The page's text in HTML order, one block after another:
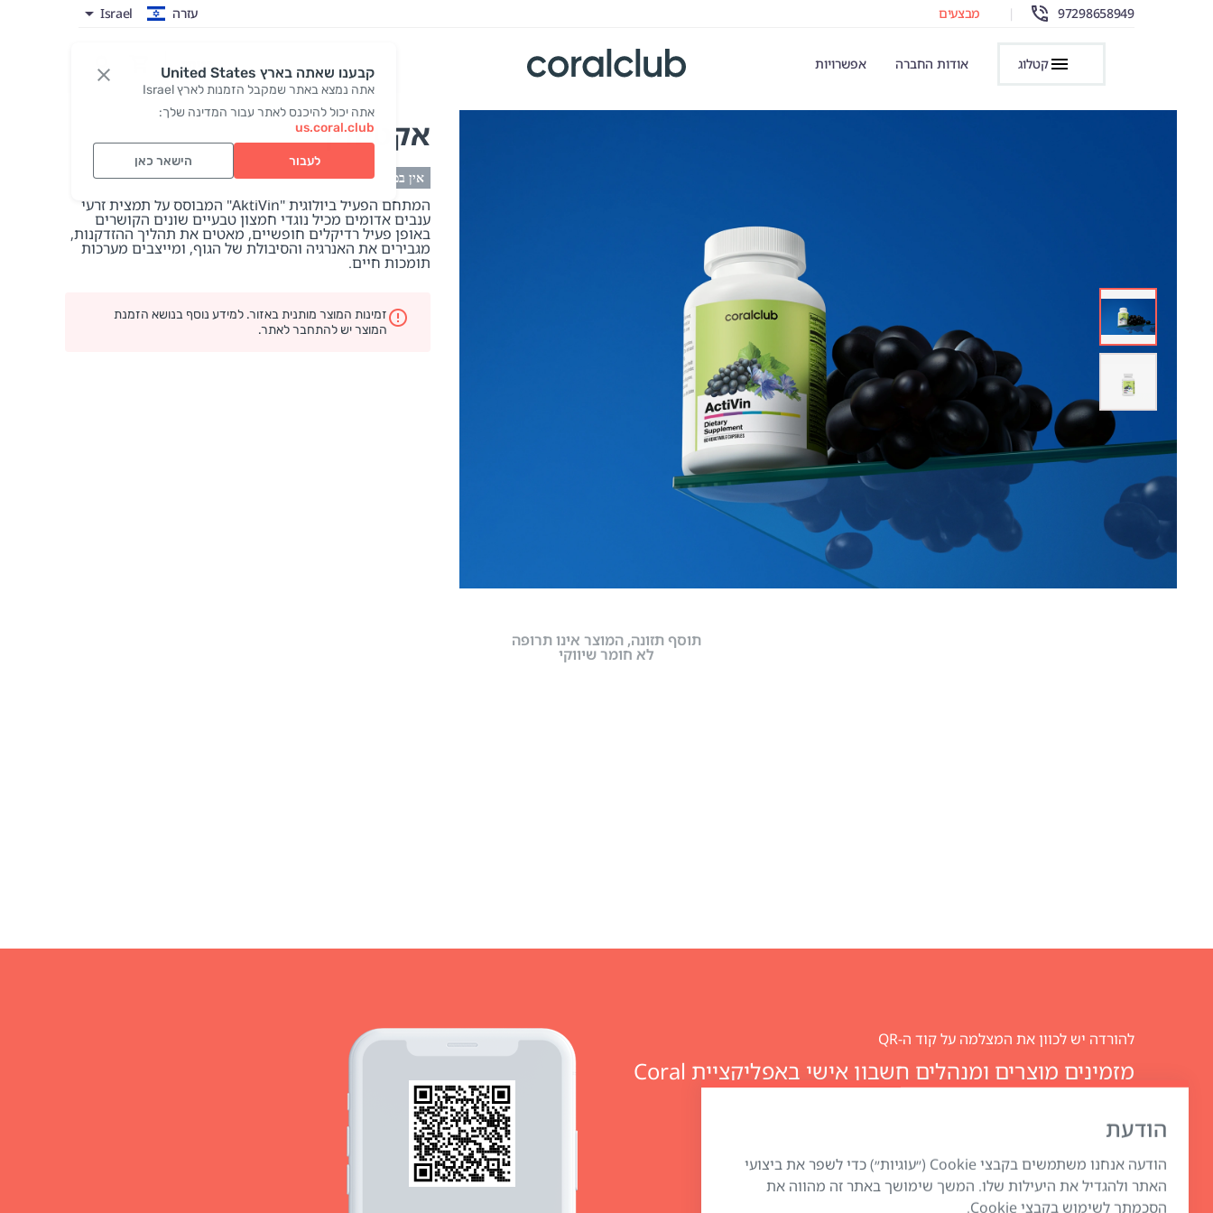
קבענו שאתה בארץ United States
אתה נמצא באתר שמקבל הזמנות לארץ Israel
אתה יכול להיכנס לאתר עבור המדינה שלך:
us.coral.club
לעבור הישאר כאן
97298658949
| מבצעים עזרה Israel
קטלוג אודות החברה אפשרויות כניסה
אקטיווין
אין במלאי
המתחם הפעיל ביולוגית "AktiVin" המבוסס על תמצית זרעי
ענבים אדומים מכיל נוגדי חמצון טבעיים שונים הקושרים
באופן פעיל רדיקלים חופשיים, מאטים את תהליך ההזדקנות,
מגבירים את האנרגיה והסיבולת של הגוף, ומייצבים מערכות
תומכות חיים.
זמינות המוצר מותנית באזור. למידע נוסף בנושא הזמנת
המוצר יש להתחבר לאתר.
תוסף תזונה, המוצר אינו תרופה
לא חומר שיווקי
הודעת
הודעה אנחנו משתמשים בקבצי Cookie (״עוגיות״) כדי לשפר את ביצועי
האתר ולהגדיל את היעילות שלו. המשך שימושך באתר זה מהווה את
הסכמתך לשימוש בקבצי Cookie.
להורדה יש לכוון את המצלמה על קוד ה-QR
מזמינים מוצרים ומנהלים חשבון אישי באפליקציית Coral